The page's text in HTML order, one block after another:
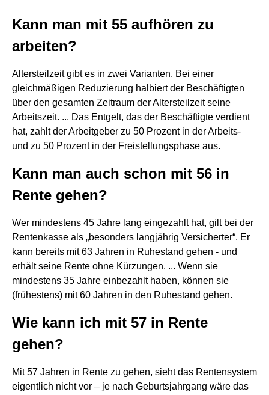
Kann man mit 55 aufhören zu
arbeiten?
Altersteilzeit gibt es in zwei Varianten. Bei einer
gleichmäßigen Reduzierung halbiert der Beschäftigten
über den gesamten Zeitraum der Altersteilzeit seine
Arbeitszeit. ... Das Entgelt, das der Beschäftigte verdient
hat, zahlt der Arbeitgeber zu 50 Prozent in der Arbeits-
und zu 50 Prozent in der Freistellungsphase aus.
Kann man auch schon mit 56 in
Rente gehen?
Wer mindestens 45 Jahre lang eingezahlt hat, gilt bei der
Rentenkasse als „besonders langjährig Versicherter“. Er
kann bereits mit 63 Jahren in Ruhestand gehen - und
erhält seine Rente ohne Kürzungen. ... Wenn sie
mindestens 35 Jahre einbezahlt haben, können sie
(frühestens) mit 60 Jahren in den Ruhestand gehen.
Wie kann ich mit 57 in Rente
gehen?
Mit 57 Jahren in Rente zu gehen, sieht das Rentensystem
eigentlich nicht vor – je nach Geburtsjahrgang wäre das